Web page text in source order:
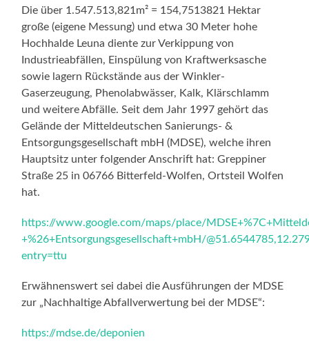
Die über 1.547.513,821m² = 154,7513821 Hektar
große (eigene Messung) und etwa 30 Meter hohe
Hochhalde Leuna diente zur Verkippung von
Industrieabfällen, Einspülung von Kraftwerksasche
sowie lagern Rückstände aus der Winkler-
Gaserzeugung, Phenolabwässer, Kalk, Klärschlamm
und weitere Abfälle. Seit dem Jahr 1997 gehört das
Gelände der Mitteldeutschen Sanierungs- &
Entsorgungsgesellschaft mbH (MDSE), welche ihren
Hauptsitz unter folgender Anschrift hat: Greppiner
Straße 25 in 06766 Bitterfeld-Wolfen, Ortsteil Wolfen
hat.
https://www.google.com/maps/place/
+%26+Entsorgungsgesellschaft+mbH/
entry=ttu
Erwähnenswert sei dabei die Ausführungen der MDSE
zur „Nachhaltige Abfallverwertung bei der MDSE“:
https://mdse.de/deponien